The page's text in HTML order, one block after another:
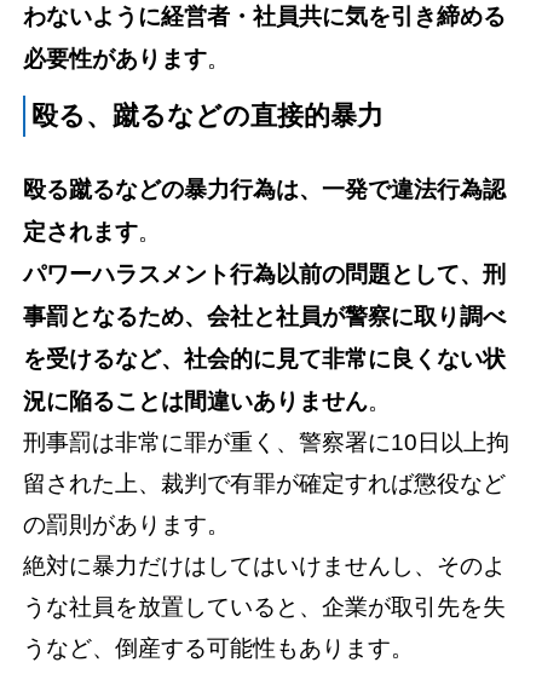
わないように経営者・社員共に気を引き締める
必要性があります。
殴る、蹴るなどの直接的暴力
殴る蹴るなどの暴力行為は、一発で違法行為認
定されます。
パワーハラスメント行為以前の問題として、刑
事罰となるため、会社と社員が警察に取り調べ
を受けるなど、社会的に見て非常に良くない状
況に陥ることは間違いありません。
刑事罰は非常に罪が重く、警察署に10日以上拘
留された上、裁判で有罪が確定すれば懲役など
の罰則があります。
絶対に暴力だけはしてはいけませんし、そのよ
うな社員を放置していると、企業が取引先を失
うなど、倒産する可能性もあります。